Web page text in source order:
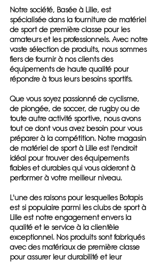
Notre société, Basée à Lille, est
spécialisée dans la fourniture de matériel
de sport de première classe pour les
amateurs et les professionnels. Avec notre
vaste sélection de produits, nous sommes
fiers de fournir à nos clients des
équipements de haute qualité pour
répondre à tous leurs besoins sportifs.
Que vous soyez passionné de cyclisme,
de plongée, de soccer, de rugby ou de
toute autre activité sportive, nous avons
tout ce dont vous avez besoin pour vous
préparer à la compétition. Notre magasin
de matériel de sport à Lille est l'endroit
idéal pour trouver des équipements
fiables et durables qui vous aideront à
performer à votre meilleur niveau.
L'une des raisons pour lesquelles Botapis
est si populaire parmi les clubs de sport à
Lille est notre engagement envers la
qualité et le service à la clientèle
exceptionnel. Nos produits sont fabriqués
avec des matériaux de première classe
pour assurer leur durabilité et leur